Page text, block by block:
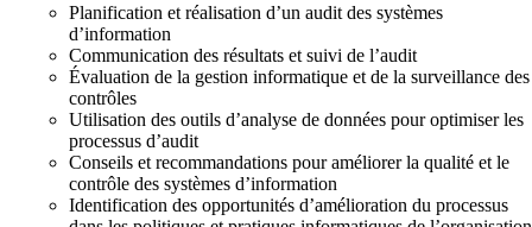
Planification et réalisation d’un audit des systèmes
d’information
Communication des résultats et suivi de l’audit
Évaluation de la gestion informatique et de la surveillance des
contrôles
Utilisation des outils d’analyse de données pour optimiser les
processus d’audit
Conseils et recommandations pour améliorer la qualité et le
contrôle des systèmes d’information
Identification des opportunités d’amélioration du processus